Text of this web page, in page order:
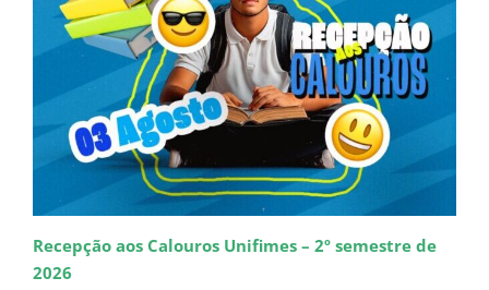
Recepção aos Calouros Unifimes – 2º semestre de
2026